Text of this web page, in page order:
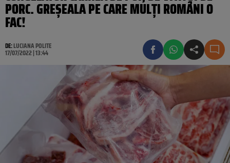
PORC. GREȘEALA PE CARE MULȚI ROMÂNI O
FAC!
DE:LUCIANA POLITE
17/07/2022 | 13:44